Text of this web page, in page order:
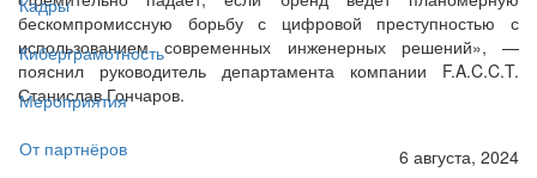
Кадры
Киберграмотность
Мероприятия
От партнёров
бескомпромиссную борьбу с цифровой преступностью с
использованием современных инженерных решений», —
пояснил руководитель департамента компании F.A.C.C.T.
Станислав Гончаров.
6 августа, 2024